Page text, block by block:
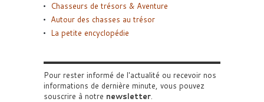
Chasseurs de trésors & Aventure
Autour des chasses au trésor
La petite encyclopédie
Pour rester informé de l'actualité ou recevoir nos
informations de dernière minute, vous pouvez
souscrire à notre newsletter.